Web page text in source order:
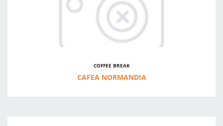
COFFEE BREAK
CAFEA NORMANDIA